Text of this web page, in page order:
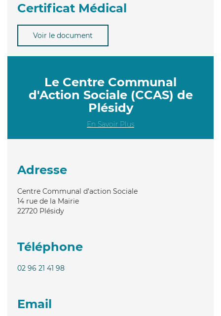
Certificat Médical
Voir le document
Le Centre Communal
d'Action Sociale (CCAS) de
Plésidy
En Savoir Plus
Adresse
Centre Communal d'action Sociale
14 rue de la Mairie
22720 Plésidy
Téléphone
02 96 21 41 98
Email